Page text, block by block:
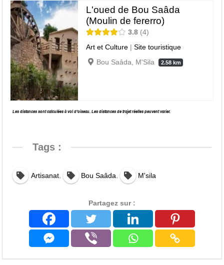
L'oued de Bou Saâda
(Moulin de fererro)
3.8 4
Art et Culture |Site touristique
Bou Saâda, M'Sila
2.58 km
Les distances sont calculées à vol d’oiseau. Les distances de trajet réelles peuvent varier.
Tags :
Artisanat, Bou Saâda , M'sila
Partagez sur :